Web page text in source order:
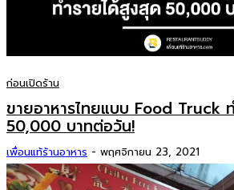
ก่อนเปิดร้าน
ขายอาหารไทยแบบ Food Truck
50,000 บาทต่อวัน!
เพื่อนแท้ร้านอาหาร - พฤศจิกายน 23, 2021